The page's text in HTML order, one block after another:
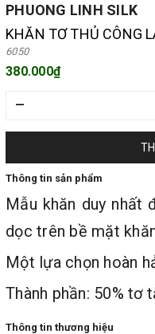
PHUONG LINH SILK
KHĂN TƠ THỦ CÔNG
6050
380.000₫
–
Thông tin sản phẩm
Mẫu khăn duy nhất
dọc trên bề mặt
Một lựa chọn hoàn
Thành phần: 50% tơ
Thông tin thương hiệu